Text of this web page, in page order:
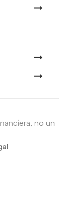
no un